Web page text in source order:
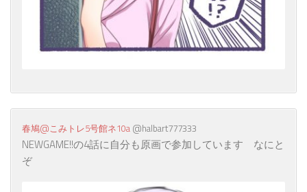
春鳩@こみトレ5号館ネ10a ‏ @halbart777333
NEWGAME!!の4話に自分も原画で参加しています なにと
ぞ